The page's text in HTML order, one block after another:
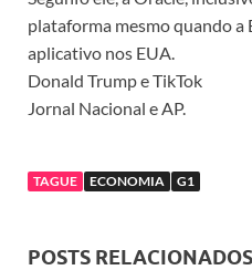
plataforma mesmo quando
aplicativo nos EUA.
Donald Trump e TikTok
Jornal Nacional e AP.
TAGUE ECONOMIA G1
POSTS RELACIONADOS